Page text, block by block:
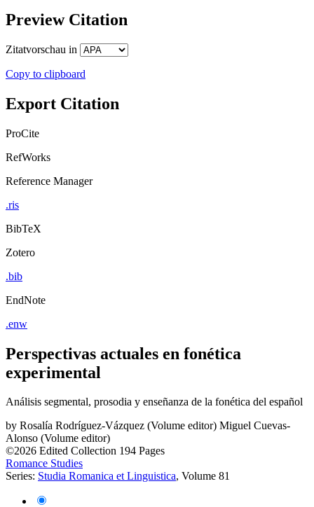
Preview Citation
Zitatvorschau in
Copy to clipboard
Export Citation
ProCite
RefWorks
Reference Manager
.ris
BibTeX
Zotero
.bib
EndNote
.enw
Perspectivas actuales en fonética
experimental
Análisis segmental, prosodia y enseñanza de la fonética del español
by Rosalía Rodríguez-Vázquez (Volume editor) Miguel Cuevas-
Alonso (Volume editor)
©2026 Edited Collection 194 Pages
Romance Studies
Series: Studia Romanica et Linguistica, Volume 81